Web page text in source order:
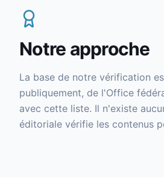
Notre approche
La base de notre vérification
publiquement, de l'Office
avec cette liste. Il n'existe
éditoriale vérifie les contenus